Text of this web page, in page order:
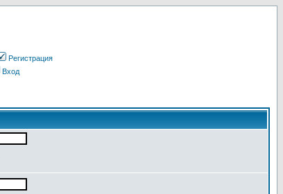
Регистрация
Вход